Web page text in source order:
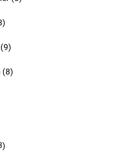
9
8